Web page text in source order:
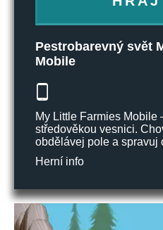
Pestrobarevný svět
Mobile
My Little Farmies Mobile
středověkou vesnici.
obdělávej pole a spravuj
Herní info